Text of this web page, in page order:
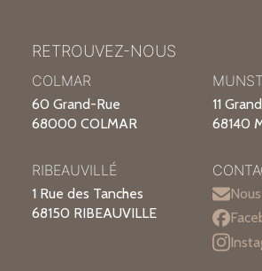
RETROUVEZ-NOUS
COLMAR
60 Grand-Rue
68000 COLMAR
11
68140
RIBEAUVILLÉ
1 Rue des Tanches
68150 RIBEAUVILLE